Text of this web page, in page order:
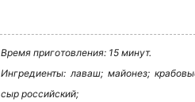
Время приготовления: 15 минут.
Ингредиенты: лаваш; майонез;
сыр российский;